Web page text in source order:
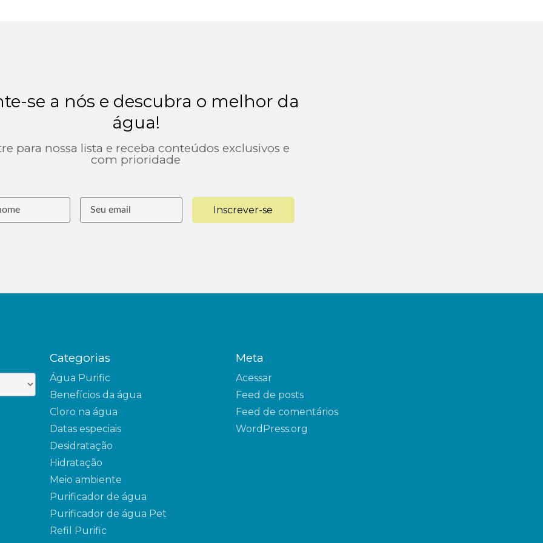
se a nós e descubra o melhor da
água!
para nossa lista e receba conteúdos exclusivos e
com prioridade
Inscrever-se
Categorias
Água Purific
Benefícios da água
Cloro na água
Datas especiais
Desidratação
Hidratação
Meio ambiente
Purificador de água
Purificador de água Pet
Refil Purific
Meta
Acessar
Feed de posts
Feed de comentários
WordPress.org